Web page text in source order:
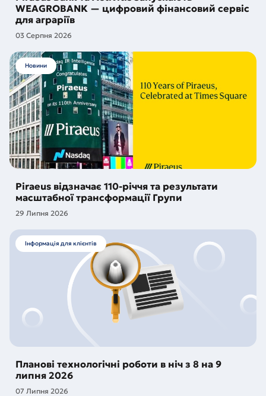
WEAGROBANK — цифровий фінансовий сервіс
для аграріїв
03 Серпня 2026
Новини
Piraeus відзначає 110-річчя та результати
масштабної трансформації Групи
29 Липня 2026
Інформація для клієнтів
Планові технологічні роботи в ніч з 8 на 9
липня 2026
07 Липня 2026